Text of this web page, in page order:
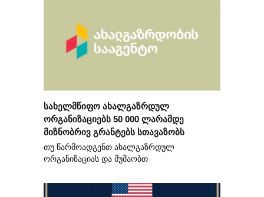
სახელმწიფო ახალგაზრდულ
ორგანიზაციებს 50 000 ლარამდე
მიზნობრივ გრანტებს სთავაზობს
თუ წარმოადგენთ ახალგაზრდულ
ორგანიზაციას და მუშაობთ